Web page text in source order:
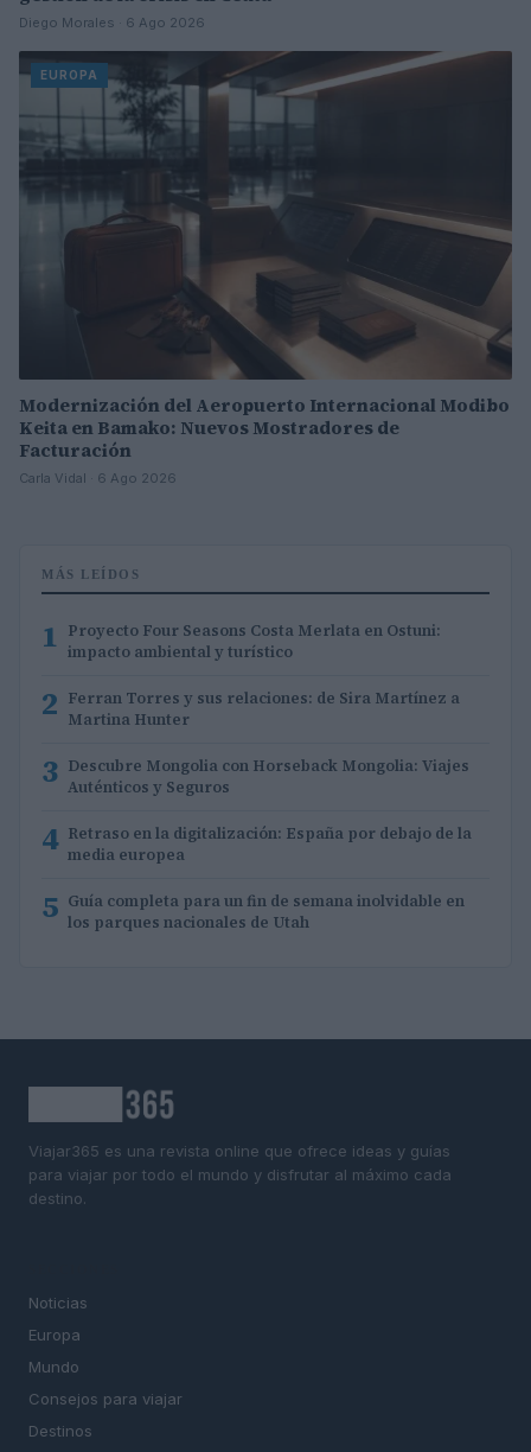
Diego Morales · 6 Ago 2026
EUROPA
Modernización del Aeropuerto Internacional Modibo
Keita en Bamako: Nuevos Mostradores de
Facturación
Carla Vidal · 6 Ago 2026
MÁS LEÍDOS
1 Proyecto Four Seasons Costa Merlata en Ostuni:
impacto ambiental y turístico
2 Ferran Torres y sus relaciones: de Sira Martínez a
Martina Hunter
3 Descubre Mongolia con Horseback Mongolia: Viajes
Auténticos y Seguros
4 Retraso en la digitalización: España por debajo de la
media europea
5 Guía completa para un fin de semana inolvidable en
los parques nacionales de Utah
Viajar365 es una revista online que ofrece ideas y guías
para viajar por todo el mundo y disfrutar al máximo cada
destino.
Noticias
Europa
Mundo
Consejos para viajar
Destinos